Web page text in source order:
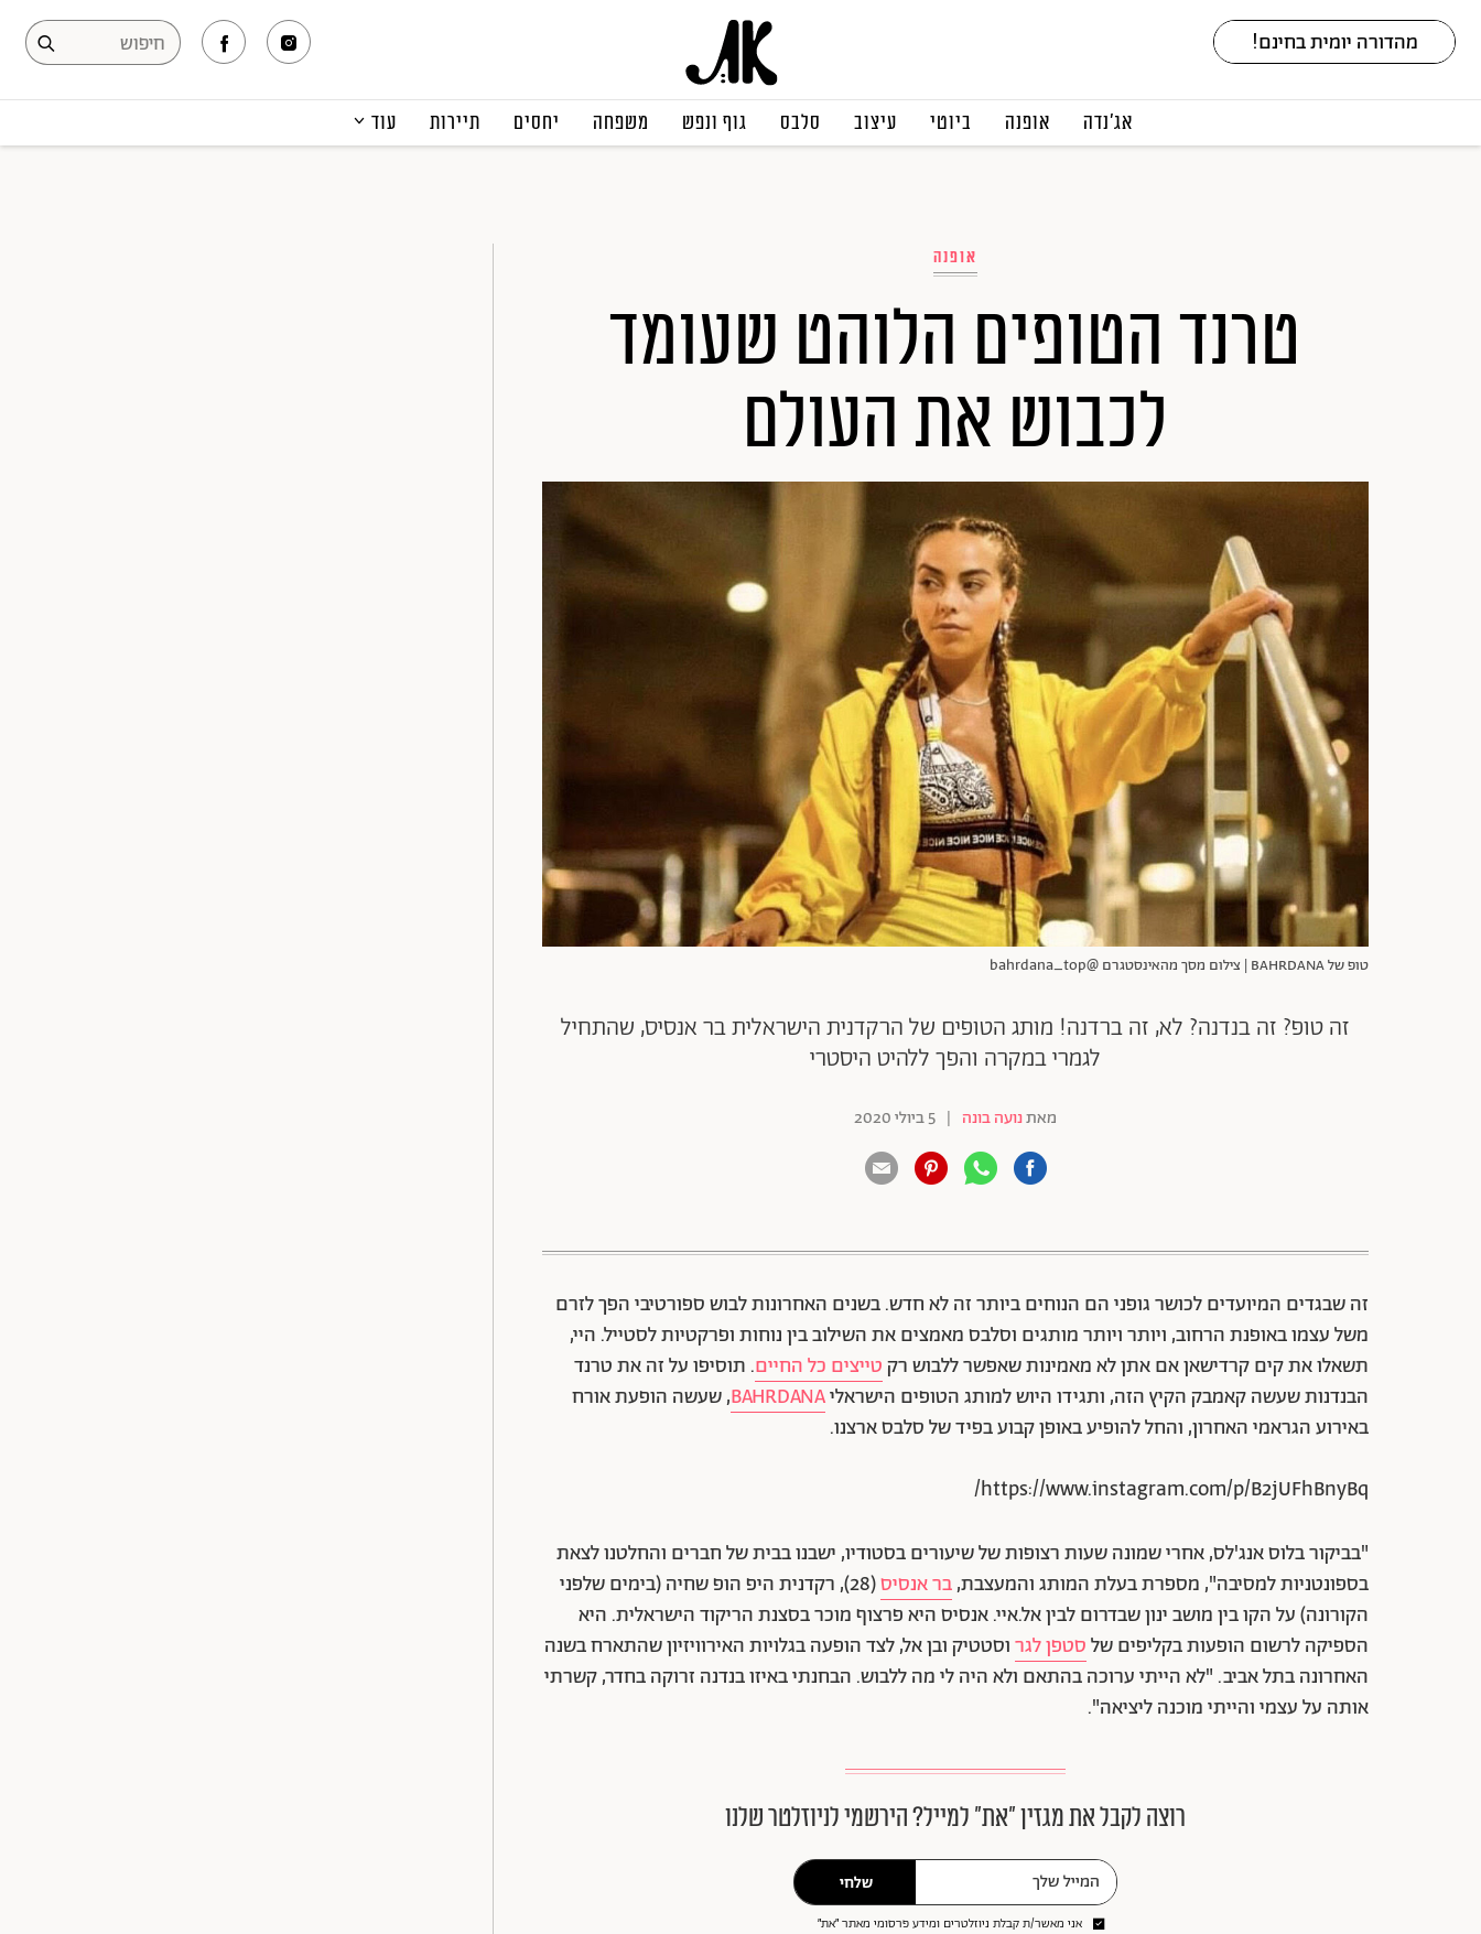
אג׳נדה אופנה ביוטי עיצוב סלבס גוף ונפש משפחה יחסים תיירות עוד
אופנה
טרנד הטופים הלוהט שעומד
לכבוש את העולם
טופ של BAHRDANA | צילום מסך מהאינסטגרם @bahrdana_top
זה טופ? זה בנדנה? לא, זה ברדנה! מותג הטופים של הרקדנית הישראלית בר אנסיס, שהתחיל
לגמרי במקרה והפך ללהיט היסטרי
מאתנועה בונה | 5 ביולי 2020
זה שבגדים המיועדים לכושר גופני הם הנוחים ביותר זה לא חדש. בשנים האחרונות לבוש ספורטיבי הפך לזרם
משל עצמו באופנת הרחוב, ויותר ויותר מותגים וסלבס מאמצים את השילוב בין נוחות ופרקטיות לסטייל. היי,
תשאלו את קים קרדישאן אם אתן לא מאמינות שאפשר ללבוש רקטייצים כל החיים. תוסיפו על זה את טרנד
הבנדנות שעשה קאמבק הקיץ הזה, ותגידו היוש למותג הטופים הישראליBAHRDANA, שעשה הופעת אורח
באירוע הגראמי האחרון, והחל להופיע באופן קבוע בפיד של סלבס ארצנו.
https://www.instagram.com/p/B2jUFhBnyBq/
"בביקור בלוס אנג'לס, אחרי שמונה שעות רצופות של שיעורים בסטודיו, ישבנו בבית של חברים והחלטנו לצאת
בספונטניות למסיבה", מספרת בעלת המותג והמעצבת,בר אנסיס
(28), רקדנית היפ הופ שחיה (בימים שלפני
הקורונה) על הקו בין מושב ינון שבדרום לבין אל.איי. אנסיס היא פרצוף מוכר בסצנת הריקוד הישראלית. היא
הספיקה לרשום הופעות בקליפים שלסטפן לגרוסטטיק ובן אל, לצד הופעה בגלויות האירוויזיון שהתארח בשנה
האחרונה בתל אביב. "לא הייתי ערוכה בהתאם ולא היה לי מה ללבוש. הבחנתי באיזו בנדנה זרוקה בחדר, קשרתי
אותה על עצמי והייתי מוכנה ליציאה".
רוצה לקבל את מגזין ״את״ למייל? הירשמי לניוזלטר שלנו
שלחי
אני מאשר/ת קבלת ניוזלטרים ומידע פרסומי מאתר ״את״